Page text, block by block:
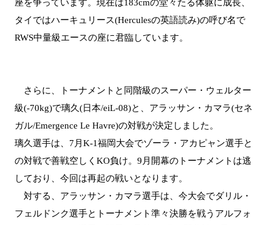
座を争っています。現在は183cmの堂々たる体躯に成長、
タイではハーキュリース(Herculesの英語読み)の呼び名で
RWS中量級エースの座に君臨しています。
さらに、トーナメントと同階級のスーパー・ウェルター
級(-70kg)で璃久(日本/eiL-08)と、アラッサン・カマラ(セネ
ガル/Emergence Le Havre)の対戦が決定しました。
璃久選手は、7月K-1福岡大会でゾーラ・アカピャン選手と
の対戦で善戦空しくKO負け。9月開幕のトーナメントは逃
しており、今回は再起の戦いとなります。
対する、アラッサン・カマラ選手は、今大会でダリル・
フェルドンク選手とトーナメント準々決勝を戦うアルフォ